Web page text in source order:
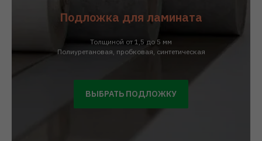
Подложка для ламината
Толщиной от 1,5 до 5 мм
Полиуретановая, пробковая, синтетическая
ВЫБРАТЬ ПОДЛОЖКУ